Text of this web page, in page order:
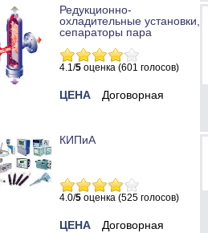
Редукционно-
охладительные установки,
сепараторы пара
4.1/5 оценка (601 голосов)
ЦЕНА Договорная
КИПиА
4.0/5 оценка (525 голосов)
ЦЕНА Договорная